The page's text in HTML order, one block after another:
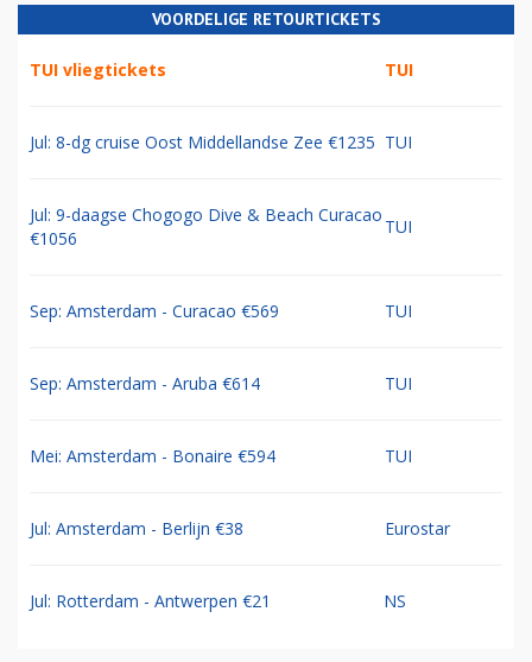
VOORDELIGE RETOURTICKETS
TUI vliegtickets TUI
Jul: 8-dg cruise Oost Middellandse Zee €1235 TUI
Jul: 9-daagse Chogogo Dive & Beach Curacao
€1056
TUI
Sep: Amsterdam - Curacao €569 TUI
Sep: Amsterdam - Aruba €614 TUI
Mei: Amsterdam - Bonaire €594 TUI
Jul: Amsterdam - Berlijn €38 Eurostar
Jul: Rotterdam - Antwerpen €21 NS